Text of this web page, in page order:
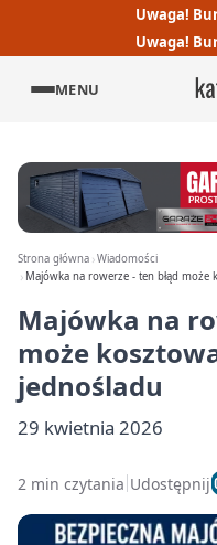
Uwaga!
Uwaga!
MENU
Strona główna Wiadomości
Majówka na rowerze - ten błąd może
Majówka na
może
jednośladu
29 kwietnia 2026
2 min czytania Udostępnij